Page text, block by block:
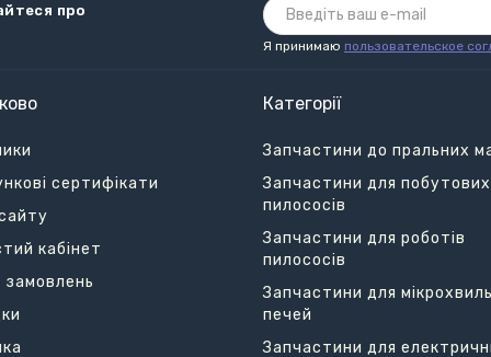
про
Я принимаю пользовательское
сертифікати
кабінет
замовлень
Категорії
Запчастини до пральних
Запчастини для побутових
пилососів
Запчастини для роботів
пилососів
Запчастини для
печей
Запчастини для